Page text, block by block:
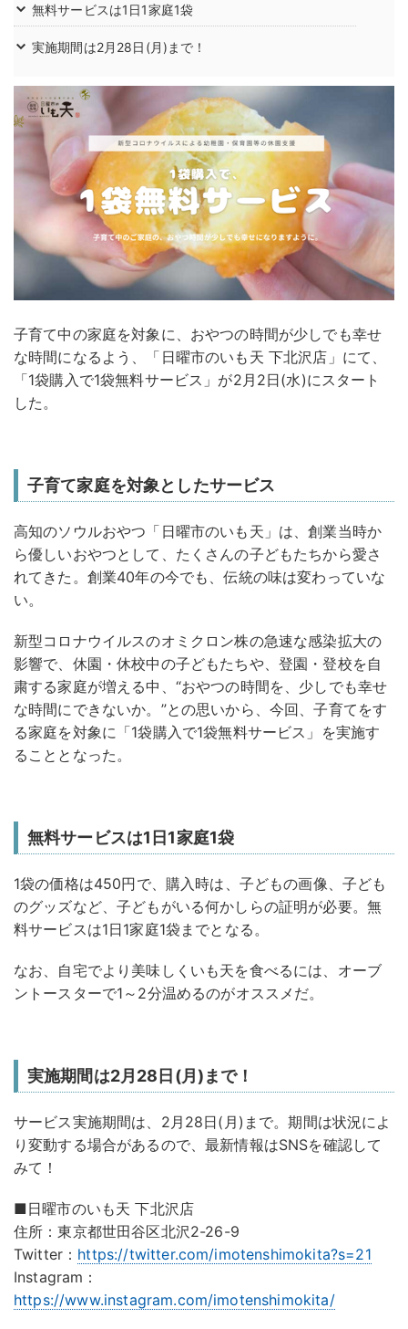
無料サービスは1日1家庭1袋
実施期間は2月28日(月)まで！
子育て中の家庭を対象に、おやつの時間が少しでも幸せ
な時間になるよう、「日曜市のいも天 下北沢店」にて、
「1袋購入で1袋無料サービス」が2月2日(水)にスタート
した。
子育て家庭を対象としたサービス
高知のソウルおやつ「日曜市のいも天」は、創業当時か
ら優しいおやつとして、たくさんの子どもたちから愛さ
れてきた。創業40年の今でも、伝統の味は変わっていな
い。
新型コロナウイルスのオミクロン株の急速な感染拡大の
影響で、休園・休校中の子どもたちや、登園・登校を自
粛する家庭が増える中、“おやつの時間を、少しでも幸せ
な時間にできないか。”との思いから、今回、子育てをす
る家庭を対象に「1袋購入で1袋無料サービス」を実施す
ることとなった。
無料サービスは1日1家庭1袋
1袋の価格は450円で、購入時は、子どもの画像、子ども
のグッズなど、子どもがいる何かしらの証明が必要。無
料サービスは1日1家庭1袋までとなる。
なお、自宅でより美味しくいも天を食べるには、オーブ
ントースターで1～2分温めるのがオススメだ。
実施期間は2月28日(月)まで！
サービス実施期間は、2月28日(月)まで。期間は状況によ
り変動する場合があるので、最新情報はSNSを確認して
みて！
■日曜市のいも天 下北沢店
住所：東京都世田谷区北沢2-26-9
Twitter： https://twitter.com/imotenshimokita?s=21
Instagram：
https://www.instagram.com/imotenshimokita/